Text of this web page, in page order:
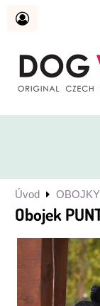
Úvod OBOJKY
Obojek